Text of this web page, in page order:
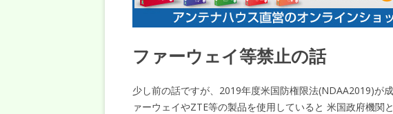
ファーウェイ等禁止の話
少し前の話ですが、2019年度米国防権限法(NDAA2019)が
ァーウェイやZTE等の製品を使用していると 米国政府機関